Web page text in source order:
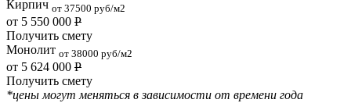
Кирпич от 37500 руб/м2
от 5 550 000 Р
Получить смету
Монолит от 38000 руб/м2
от 5 624 000 Р
Получить смету
*цены могут меняться в зависимости от времени года